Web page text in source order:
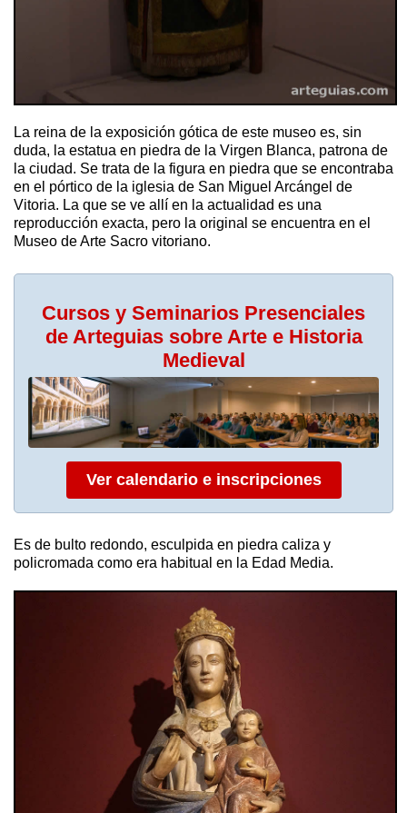
La reina de la exposición gótica de este museo es, sin
duda, la estatua en piedra de la Virgen Blanca, patrona de
la ciudad. Se trata de la figura en piedra que se encontraba
en el pórtico de la iglesia de San Miguel Arcángel de
Vitoria. La que se ve allí en la actualidad es una
reproducción exacta, pero la original se encuentra en el
Museo de Arte Sacro vitoriano.
Cursos y Seminarios Presenciales
de Arteguias sobre Arte e Historia
Medieval
Ver calendario e inscripciones
Es de bulto redondo, esculpida en piedra caliza y
policromada como era habitual en la Edad Media.